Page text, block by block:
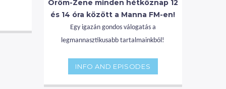
Öröm-Zene minden hétköznap 12
és 14 óra között a Manna FM-en!
Egy igazán gondos válogatás a
legmannasztikusabb tartalmainkból!
INFO AND EPISODES